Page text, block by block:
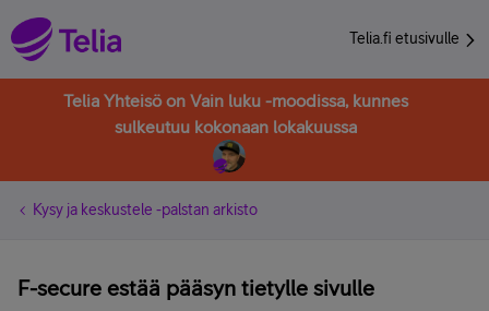
Telia.fi etusivulle
Telia Yhteisö on Vain luku -moodissa, kunnes
sulkeutuu kokonaan lokakuussa
Kysy ja keskustele -palstan arkisto
F-secure estää pääsyn tietylle sivulle